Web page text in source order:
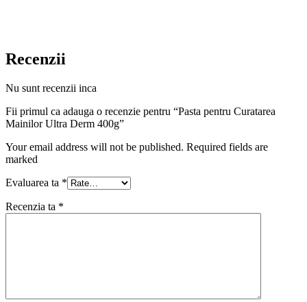
Recenzii
Nu sunt recenzii inca
Fii primul ca adauga o recenzie pentru “Pasta pentru Curatarea
Mainilor Ultra Derm 400g”
Your email address will not be published. Required fields are
marked
Evaluarea ta *
Recenzia ta *